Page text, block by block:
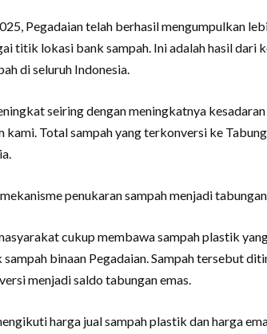
Pegadaian telah berhasil mengumpulkan
titik lokasi bank sampah. Ini adalah hasil dari
di seluruh Indonesia.
seiring dengan meningkatnya
kami. Total sampah yang terkonversi ke
penukaran sampah menjadi
cukup membawa sampah plastik
binaan Pegadaian. Sampah tersebut
menjadi saldo tabungan emas.
harga jual sampah plastik dan harga